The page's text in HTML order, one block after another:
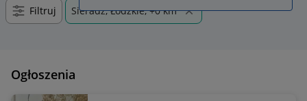
Filtruj Sieradz, Łódzkie, +0 km
Ogłoszenia